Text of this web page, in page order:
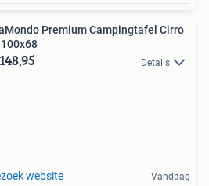
Premium Campingtafel Cirro
100x68
Details
website Vandaag